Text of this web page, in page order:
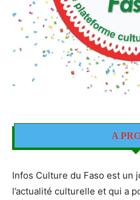
A
Infos Culture du Faso est un
l’actualité culturelle et qui a